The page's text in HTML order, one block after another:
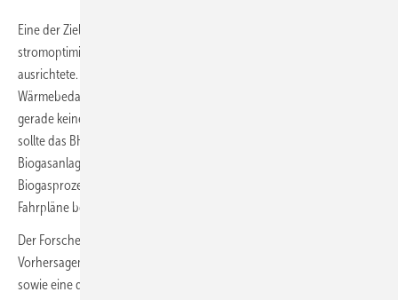
Eine der Zielgrößen im Projekt war eine netzdienliche,
stromoptimierte Fahrweise, die sich aber am Wärmebedarf
ausrichtete. Das BHKW musste also zwingend einschalten, sobald ein
Wärmebedarf vorlag und der Wärmespeicher leer war, selbst wenn
gerade keine Residuallast benötigt wurde. In allen anderen Fällen aber
sollte das BHKW die „Stromlücke“ schließen. Außerdem galt es, die
Biogasanlage so „smart“ zu füttern, dass mit dem trägen
Biogasprozess zur richtigen Zeit die richtige Menge Gas für die BHKW-
Fahrpläne bereitstand.
Der Forscher entwickelten laut FNR ein praxistaugliches
Vorhersagemodell der Biogasproduktion bei gegebener Fütterung,
sowie eine darauf basierende Methode, um zum Gasbedarf passende